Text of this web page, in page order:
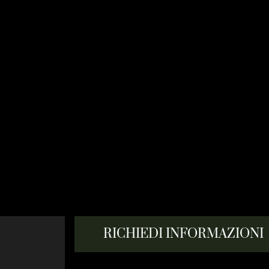
RICHIEDI INFORMAZIONI